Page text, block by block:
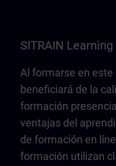
SITRAIN
Al formarse en
beneficiará de la
formación
ventajas del
de formación en
formación utilizan